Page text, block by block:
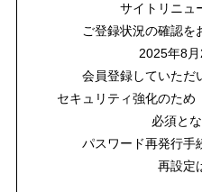
サイトリニュ
ご登録状況の確認を
2025年8
会員登録していただ
セキュリティ強化のため
必須とな
パスワード再発行手
再設定